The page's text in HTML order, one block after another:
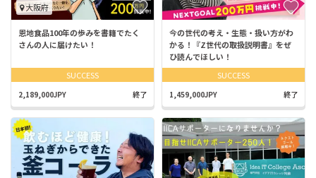
大阪府
恩地食品100年の歩みを書籍でたく
さんの人に届けたい！
SUCCESS
2,189,000JPY 終了
今の世代の考え・生態・扱い方がわ
かる！『Z世代の取扱説明書』をぜ
ひ読んでほしい！
SUCCESS
1,459,000JPY 終了